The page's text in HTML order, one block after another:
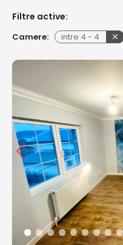
Filtre active:
Camere: intre 4 - 4